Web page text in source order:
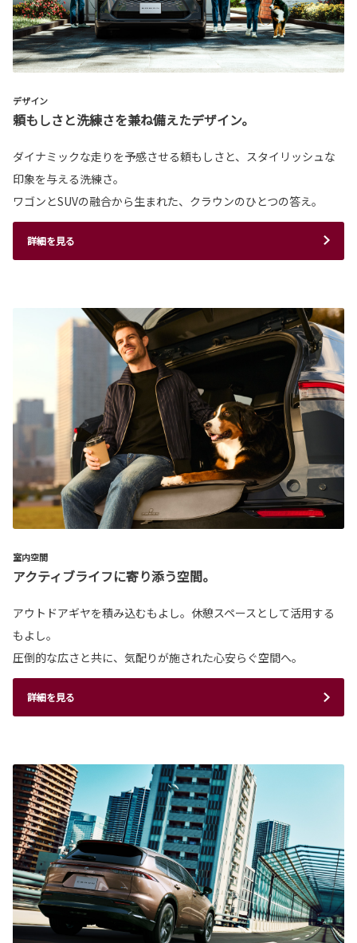
デザイン
頼もしさと洗練さを兼ね備えたデザイン。
ダイナミックな走りを予感させる頼もしさと、スタイリッシュな
印象を与える洗練さ。
ワゴンとSUVの融合から生まれた、クラウンのひとつの答え。
詳細を見る
室内空間
アクティブライフに寄り添う空間。
アウトドアギヤを積み込むもよし。休憩スペースとして活用する
もよし。
圧倒的な広さと共に、気配りが施された心安らぐ空間へ。
詳細を見る